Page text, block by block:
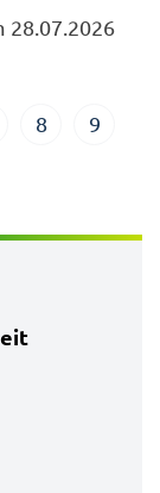
28.07.2026
8 9